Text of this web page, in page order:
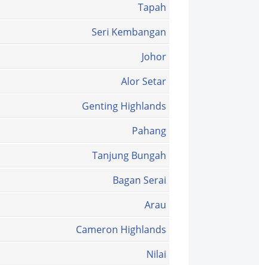
Tapah
Seri Kembangan
Johor
Alor Setar
Genting Highlands
Pahang
Tanjung Bungah
Bagan Serai
Arau
Cameron Highlands
Nilai